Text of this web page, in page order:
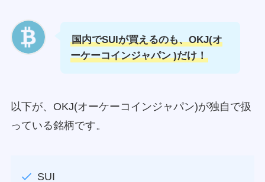
国内でSUIが買えるのも、OKJ(オ
ーケーコインジャパン )だけ！
以下が、OKJ(オーケーコインジャパン)が独自で扱
っている銘柄です。
SUI